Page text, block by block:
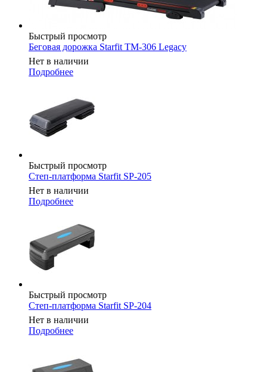
Быстрый просмотр
Беговая дорожка Starfit TM-306 Legacy
Нет в наличии
Подробнее
Быстрый просмотр
Степ-платформа Starfit SP-205
Нет в наличии
Подробнее
Быстрый просмотр
Степ-платформа Starfit SP-204
Нет в наличии
Подробнее